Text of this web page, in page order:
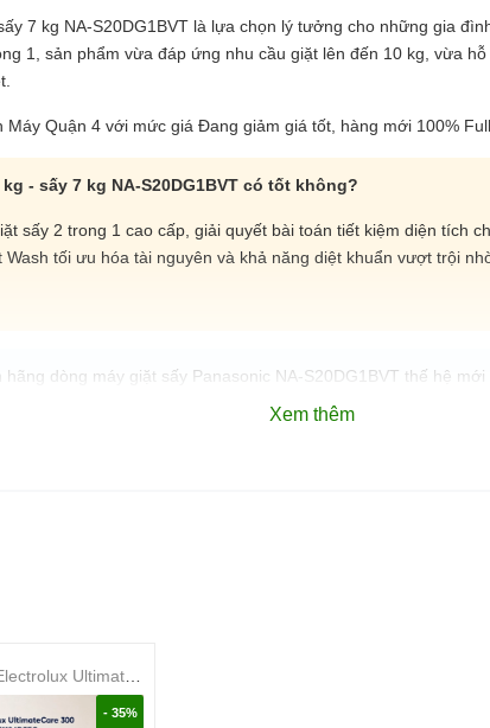
7 kg NA-S20DG1BVT là lựa chọn lý tưởng cho những gia
1, sản phẩm vừa đáp ứng nhu cầu giặt lên đến 10 kg, vừa
Quận 4 với mức giá Đang giảm giá tốt, hàng mới 100%
- sấy 7 kg NA-S20DG1BVT có tốt không?
sấy 2 trong 1 cao cấp, giải quyết bài toán tiết kiệm diện tích
tối ưu hóa tài nguyên và khả năng diệt khuẩn vượt trội
dòng máy giặt sấy Panasonic NA-S20DG1BVT thế hệ
pháp chăm sóc quần áo bền bỉ với thời gian bảo hành động cơ
Xem thêm
- 35%